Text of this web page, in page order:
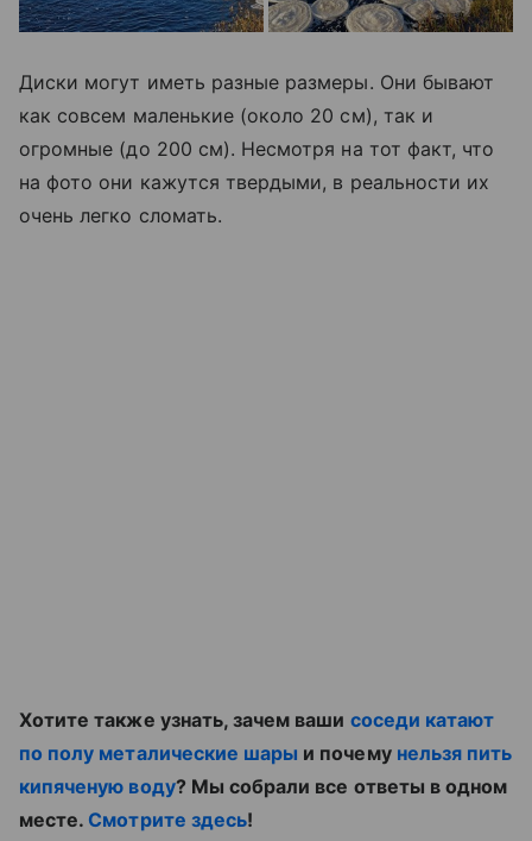
Диски могут иметь разные размеры. Они бывают
как совсем маленькие (около 20 см), так и
огромные (до 200 см). Несмотря на тот факт, что
на фото они кажутся твердыми, в реальности их
очень легко сломать.
Хотите также узнать, зачем ваши соседи катают
по полу металические шары и почему нельзя пить
кипяченую воду? Мы собрали все ответы в одном
месте. Смотрите здесь!